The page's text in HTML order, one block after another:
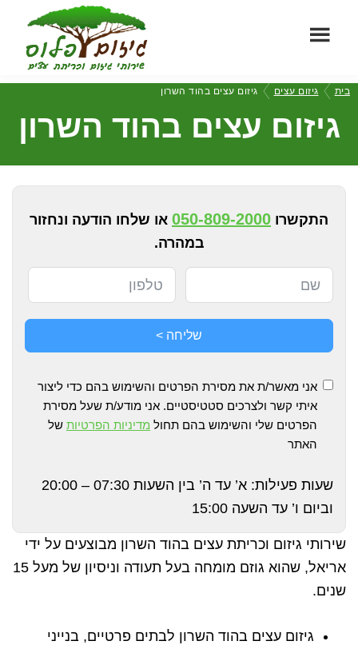
content
גיזום
שירותי
וכריתת
בית גיזום עצים גיזום עצים בהוד השרון
גיזום עצים בהוד השרון
התקשרו 050-809-2000 או שלחו הודעה ונחזור
במהרה.
שליחה >
אני מאשר/ת את מסירת הפרטים והשימוש בהם כדי ליצור
איתי קשר ולצרכים סטטיסטיים. אני מודע/ת שעל מסירת
הפרטים שלי והשימוש בהם תחול מדיניות הפרטיות של
האתר
שעות פעילות: א’ עד ה’ בין השעות 07:30 – 20:00
וביום ו’ עד השעה 15:00
שירותי גיזום וכריתת עצים בהוד השרון מבוצעים על ידי
אריאל, שהוא גוזם מומחה בעל תעודה וניסיון של מעל 15
שנים.
גיזום עצים בהוד השרון לבתים פרטיים, בנייני